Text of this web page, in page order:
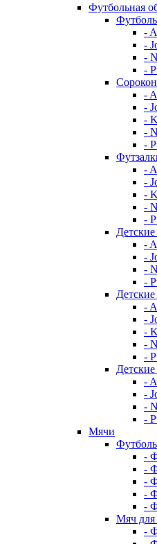
Футбольная
-
-
-
-
-
-
-
-
-
-
-
-
-
-
-
-
-
-
-
-
-
-
-
-
-
-
-
Мячи
-
-
-
-
-
Мяч для
-